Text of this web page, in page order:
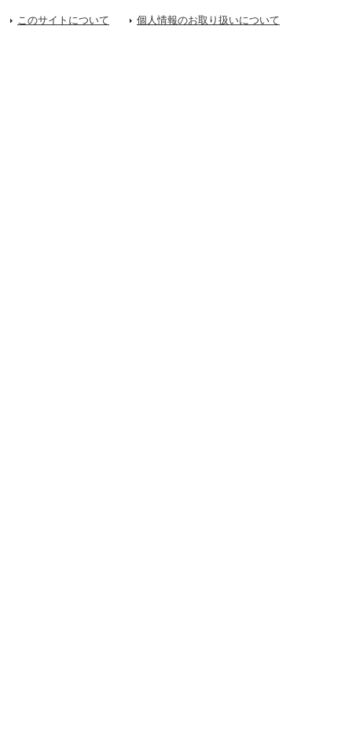
このサイトについて 個人情報のお取り扱いについて